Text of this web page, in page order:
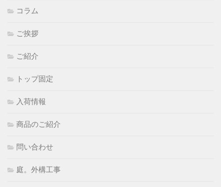
コラム
ご挨拶
ご紹介
トップ固定
入荷情報
商品のご紹介
問い合わせ
庭。外構工事